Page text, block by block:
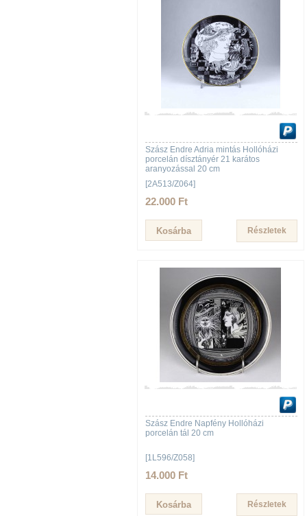
Szász Endre Adria mintás Hollóházi
porcelán dísztányér 21 karátos
aranyozással 20 cm
[2A513/Z064]
22.000 Ft
Részletek
Szász Endre Napfény Hollóházi
porcelán tál 20 cm
[1L596/Z058]
14.000 Ft
Részletek